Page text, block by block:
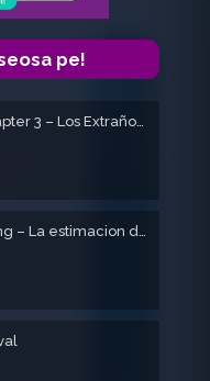
pe!
The Strangers: Chapter 3 – Los Extraños 3
Bambi the reckoning – La estimacion de Bambi